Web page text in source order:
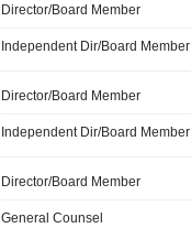
Director/Board Member
Independent Dir/Board Member
Director/Board Member
Independent Dir/Board Member
Director/Board Member
General Counsel